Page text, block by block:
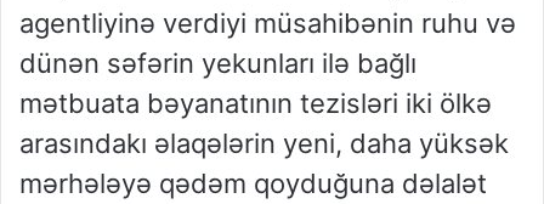
agentliyinə verdiyi müsahibənin ruhu və
dünən səfərin yekunları ilə bağlı
mətbuata bəyanatının tezisləri iki ölkə
arasındakı əlaqələrin yeni, daha yüksək
mərhələyə qədəm qoyduğuna dəlalət